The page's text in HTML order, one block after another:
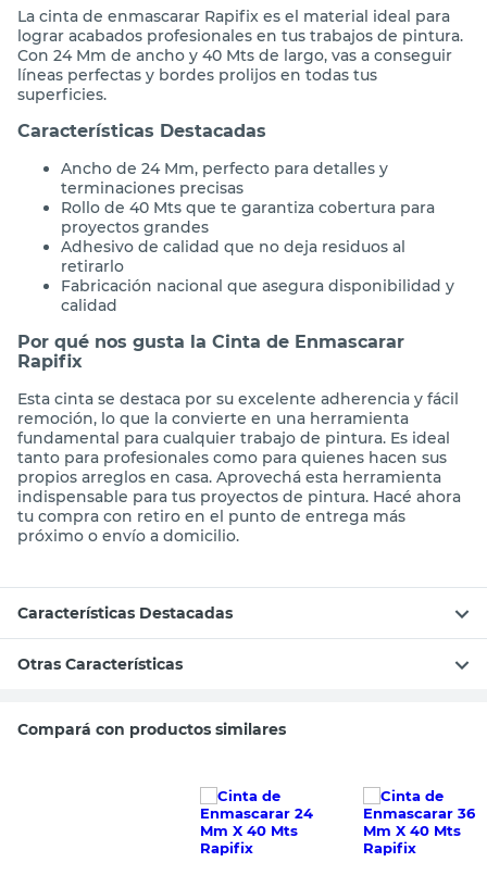
La cinta de enmascarar Rapifix es el material ideal para
lograr acabados profesionales en tus trabajos de pintura.
Con 24 Mm de ancho y 40 Mts de largo, vas a conseguir
líneas perfectas y bordes prolijos en todas tus
superficies.
Características Destacadas
Ancho de 24 Mm, perfecto para detalles y
terminaciones precisas
Rollo de 40 Mts que te garantiza cobertura para
proyectos grandes
Adhesivo de calidad que no deja residuos al
retirarlo
Fabricación nacional que asegura disponibilidad y
calidad
Por qué nos gusta la Cinta de Enmascarar
Rapifix
Esta cinta se destaca por su excelente adherencia y fácil
remoción, lo que la convierte en una herramienta
fundamental para cualquier trabajo de pintura. Es ideal
tanto para profesionales como para quienes hacen sus
propios arreglos en casa. Aprovechá esta herramienta
indispensable para tus proyectos de pintura. Hacé ahora
tu compra con retiro en el punto de entrega más
próximo o envío a domicilio.
Características Destacadas
Otras Características
Compará con productos similares